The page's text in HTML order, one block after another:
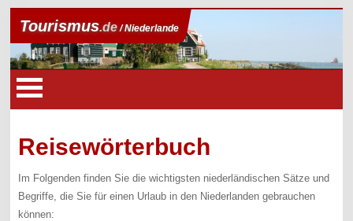
Tourismus.de/ Niederlande
Reisewörterbuch
Im Folgenden finden Sie die wichtigsten niederländischen Sätze und
Begriffe, die Sie für einen Urlaub in den Niederlanden gebrauchen
können: